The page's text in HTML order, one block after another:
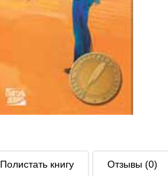
Полистать книгу Отзывы (0)